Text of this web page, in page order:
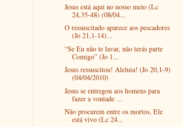
Jesus está aqui no nosso meio (Lc
24,35-48) (08/04...
O ressuscitado aparece aos pescadores
(Jo 21,1-14)...
“Se Eu não te lavar, não terás parte
Comigo” (Jo 1...
Jesus ressuscitou! Aleluia! (Jo 20,1-9)
(04/04/2010)
Jesus se entregou aos homens para
fazer a vontade ...
Não procurem entre os mortos, Ele
está vivo (Lc 24...